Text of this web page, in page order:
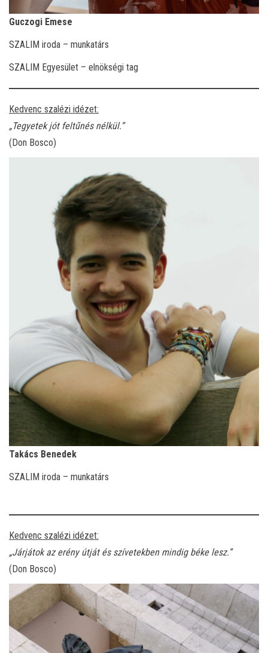
Guczogi Emese
SZALIM iroda – munkatárs
SZALIM Egyesület – elnökségi tag
Kedvenc szalézi idézet:
„Tegyetek jót feltűnés nélkül.”
(Don Bosco)
Takács Benedek
SZALIM iroda – munkatárs
Kedvenc szalézi idézet:
„Járjátok az erény útját és szívetekben mindig béke lesz.”
(Don Bosco)